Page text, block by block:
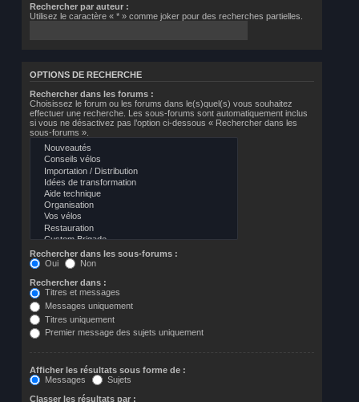
Rechercher par auteur :
Utilisez le caractère « * » comme joker pour des recherches partielles.
OPTIONS DE RECHERCHE
Rechercher dans les forums :
Choisissez le forum ou les forums dans le(s)quel(s) vous souhaitez
effectuer une recherche. Les sous-forums sont automatiquement inclus
si vous ne désactivez pas l’option ci-dessous « Rechercher dans les
sous-forums ».
Rechercher dans les sous-forums :
Oui
Non
Rechercher dans :
Titres et messages
Messages uniquement
Titres uniquement
Premier message des sujets uniquement
Afficher les résultats sous forme de :
Messages
Sujets
Classer les résultats par :